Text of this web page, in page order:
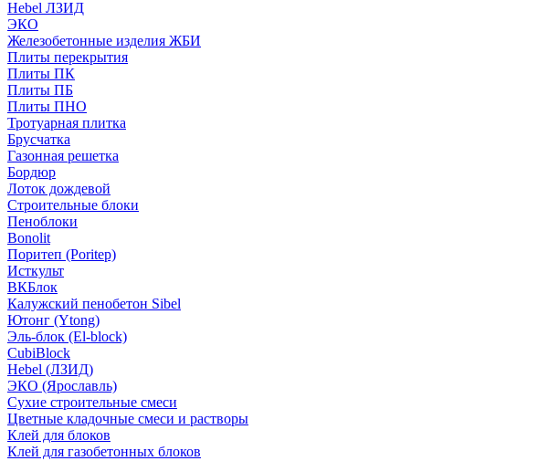
Hebel ЛЗИД
ЭКО
Железобетонные изделия ЖБИ
Плиты перекрытия
Плиты ПК
Плиты ПБ
Плиты ПНО
Тротуарная плитка
Брусчатка
Газонная решетка
Бордюр
Лоток дождевой
Строительные блоки
Пеноблоки
Bonolit
Поритеп (Poritep)
Исткульт
ВКБлок
Калужский пенобетон Sibel
Ютонг (Ytong)
Эль-блок (El-block)
CubiBlock
Hebel (ЛЗИД)
ЭКО (Ярославль)
Сухие строительные смеси
Цветные кладочные смеси и растворы
Клей для блоков
Клей для газобетонных блоков